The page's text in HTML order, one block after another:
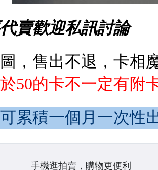
手機逛拍賣，購物更便利